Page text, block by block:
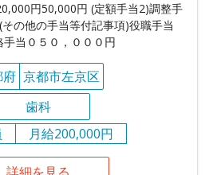
円50,000円 (定額手当2)調整手
の他の手当等付記事項)役職手当
当０５０，０００円
京都市左京区
歯科
月給200,000円